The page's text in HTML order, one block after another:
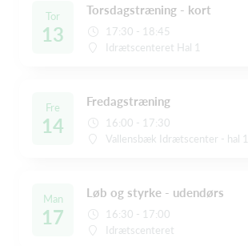
Tor
13
Torsdagstræning - kort
17:30 - 18:45
Idrætscenteret Hal 1
Fre
14
Fredagstræning
16:00 - 17:30
Vallensbæk Idrætscenter - hal 1
Man
17
Løb og styrke - udendørs
16:30 - 17:00
Idrætscenteret